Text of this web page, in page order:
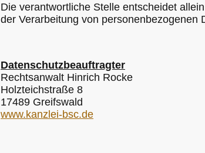
Die verantwortliche Stelle entscheidet
der Verarbeitung von personenbezogenen
Datenschutzbeauftragter
Rechtsanwalt Hinrich Rocke
Holzteichstraße 8
17489 Greifswald
www.kanzlei-bsc.de